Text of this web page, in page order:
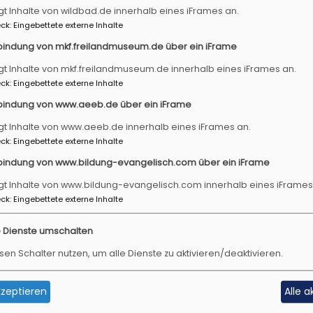
Fußbereichsmenü
Impressum
Datenschutzerklärung
Inhalte von wildbad.de innerhalb eines iFrames an.
:Eingebettete externe Inhalte
von mkf.freilandmuseum.de über ein iFrame
Inhalte von mkf.freilandmuseum.de innerhalb eines iFrames an.
:Eingebettete externe Inhalte
von www.aeeb.de über ein iFrame
Inhalte von www.aeeb.de innerhalb eines iFrames an.
:Eingebettete externe Inhalte
von www.bildung-evangelisch.com über ein iFrame
Inhalte von www.bildung-evangelisch.com innerhalb eines
:Eingebettete externe Inhalte
Dienste umschalten
Schalter nutzen, um alle Dienste zu aktivieren/deaktivieren.
Alle